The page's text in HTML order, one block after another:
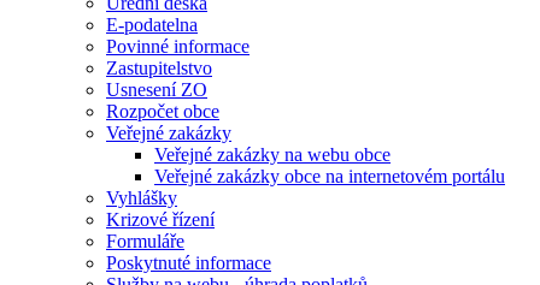
E-podatelna
Povinné informace
Zastupitelstvo
Usnesení ZO
Rozpočet obce
Veřejné zakázky
Veřejné zakázky na webu obce
Veřejné zakázky obce na internetovém portálu
Vyhlášky
Krizové řízení
Formuláře
Poskytnuté informace